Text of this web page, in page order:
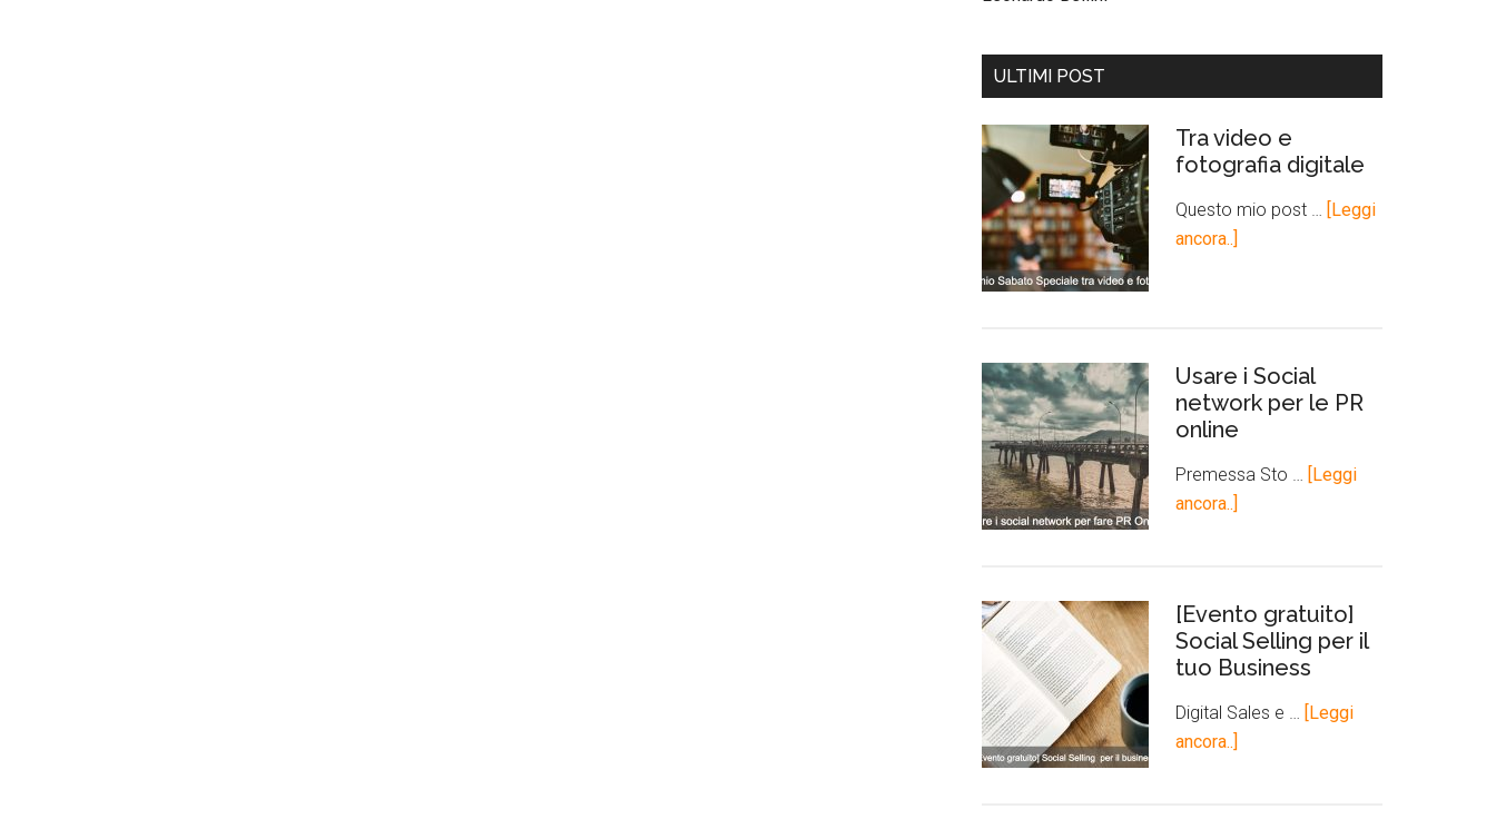
ULTIMI POST
Tra video e
fotografia digitale
Questo mio post …
[Leggi
ancora..]
Usare i Social
network per le PR
online
Premessa Sto …
[Leggi
ancora..]
[Evento gratuito]
Social Selling per il
tuo Business
Digital Sales e …
[Leggi
ancora..]